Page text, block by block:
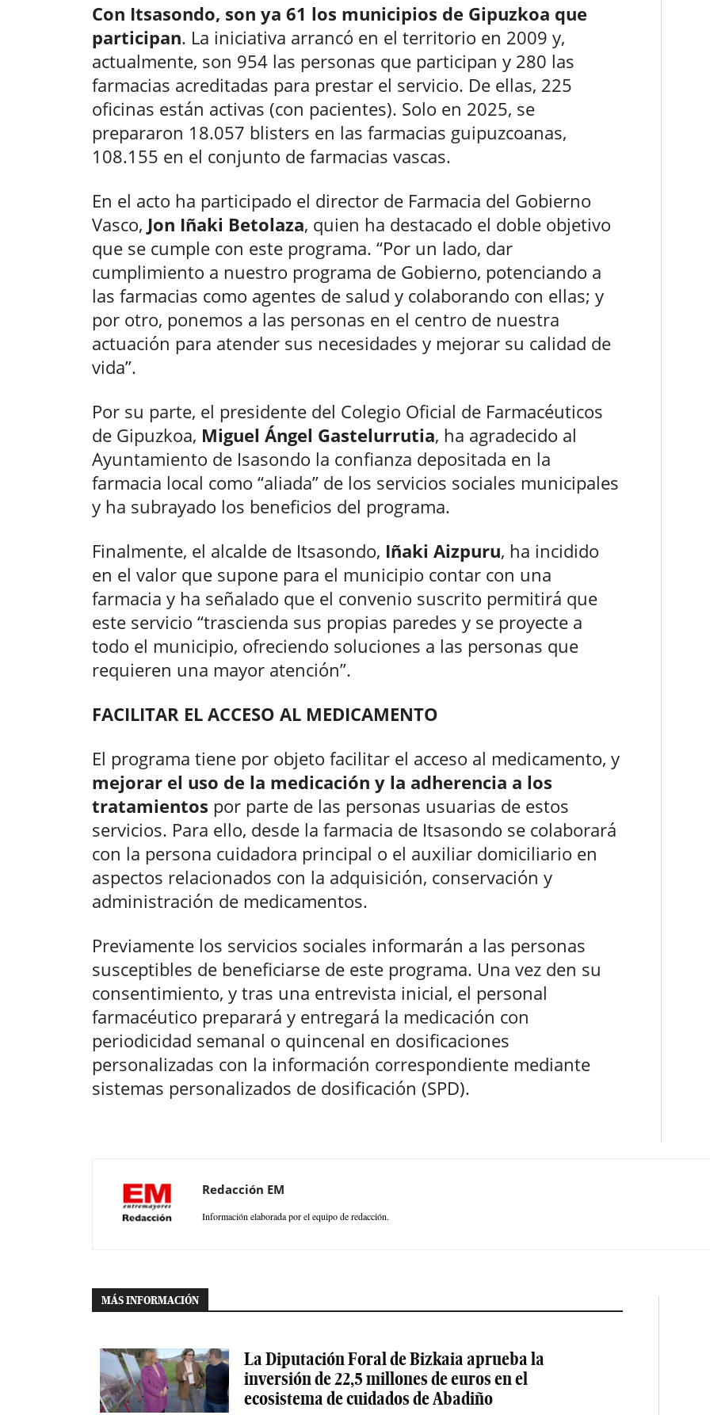
Con Itsasondo, son ya 61 los municipios de Gipuzkoa que
participan. La iniciativa arrancó en el territorio en 2009 y,
actualmente, son 954 las personas que participan y 280 las
farmacias acreditadas para prestar el servicio. De ellas, 225
oficinas están activas (con pacientes). Solo en 2025, se
prepararon 18.057 blisters en las farmacias guipuzcoanas,
108.155 en el conjunto de farmacias vascas.
En el acto ha participado el director de Farmacia del Gobierno
Vasco, Jon Iñaki Betolaza, quien ha destacado el doble objetivo
que se cumple con este programa. “Por un lado, dar
cumplimiento a nuestro programa de Gobierno, potenciando a
las farmacias como agentes de salud y colaborando con ellas; y
por otro, ponemos a las personas en el centro de nuestra
actuación para atender sus necesidades y mejorar su calidad de
vida”.
Por su parte, el presidente del Colegio Oficial de Farmacéuticos
de Gipuzkoa, Miguel Ángel Gastelurrutia, ha agradecido al
Ayuntamiento de Isasondo la confianza depositada en la
farmacia local como “aliada” de los servicios sociales municipales
y ha subrayado los beneficios del programa.
Finalmente, el alcalde de Itsasondo, Iñaki Aizpuru, ha incidido
en el valor que supone para el municipio contar con una
farmacia y ha señalado que el convenio suscrito permitirá que
este servicio “trascienda sus propias paredes y se proyecte a
todo el municipio, ofreciendo soluciones a las personas que
requieren una mayor atención”.
FACILITAR EL ACCESO AL MEDICAMENTO
El programa tiene por objeto facilitar el acceso al medicamento, y
mejorar el uso de la medicación y la adherencia a los
tratamientos por parte de las personas usuarias de estos
servicios. Para ello, desde la farmacia de Itsasondo se colaborará
con la persona cuidadora principal o el auxiliar domiciliario en
aspectos relacionados con la adquisición, conservación y
administración de medicamentos.
Previamente los servicios sociales informarán a las personas
susceptibles de beneficiarse de este programa. Una vez den su
consentimiento, y tras una entrevista inicial, el personal
farmacéutico preparará y entregará la medicación con
periodicidad semanal o quincenal en dosificaciones
personalizadas con la información correspondiente mediante
sistemas personalizados de dosificación (SPD).
Redacción EM
Información elaborada por el equipo de redacción.
MÁS INFORMACIÓN
La Diputación Foral de Bizkaia aprueba la
inversión de 22,5 millones de euros en el
ecosistema de cuidados de Abadiño